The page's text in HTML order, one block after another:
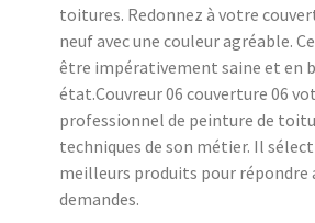
toitures. Redonnez à votre
neuf avec une couleur agréable.
être impérativement saine et en
état.Couvreur 06 couverture 06
professionnel de peinture de
techniques de son métier. Il
meilleurs produits pour répondre
demandes.